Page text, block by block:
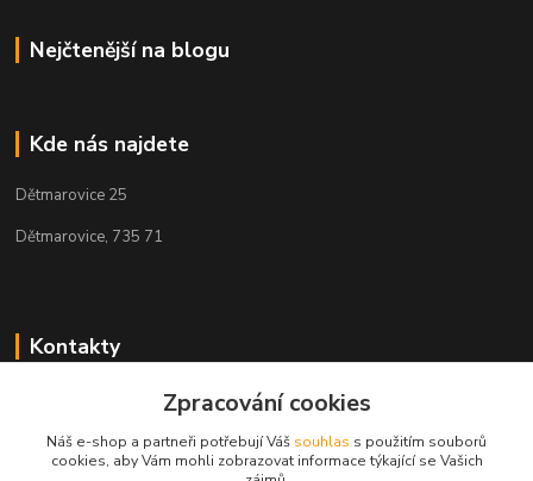
Nejčtenější na blogu
Kde nás najdete
Dětmarovice 25
Dětmarovice, 735 71
Kontakty
+420 731 444 327
obchod@volak.net
Zpracování cookies
Náš e-shop a partneři potřebují Váš souhlas s použitím souborů
cookies, aby Vám mohli zobrazovat informace týkající se Vašich